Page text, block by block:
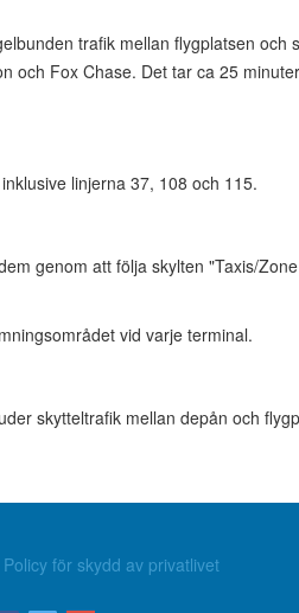
trafik mellan flygplatsen och
och Fox Chase. Det tar ca 25
linjerna 37, 108 och 115.
genom att följa skylten "Taxis/
vid varje terminal.
skytteltrafik mellan depån och
Policy för skydd av privatlivet